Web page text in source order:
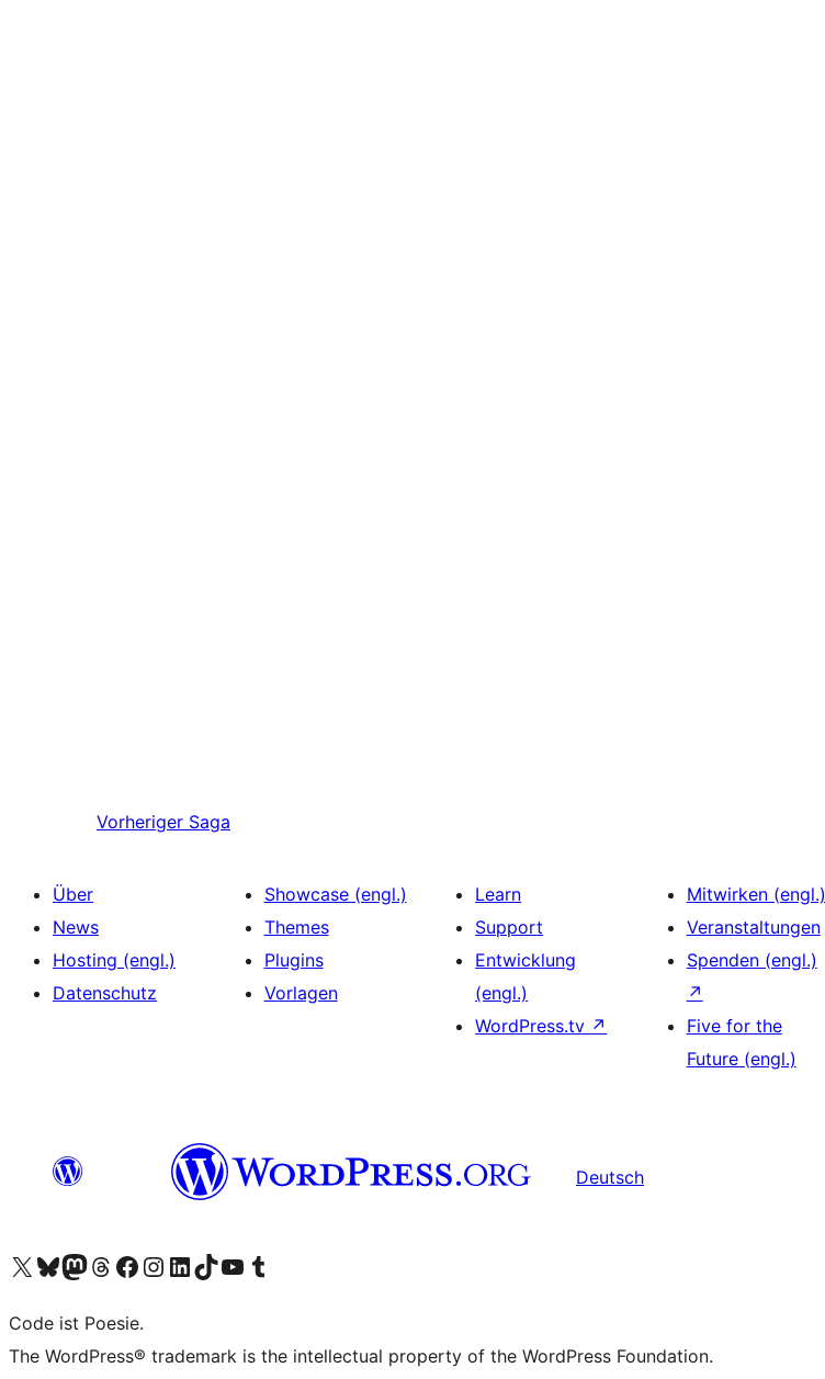
Vorheriger Saga
Über
News
Hosting (engl.)
Datenschutz
Showcase (engl.)
Themes
Plugins
Vorlagen
Learn
Support
Entwicklung
(engl.)
WordPress.tv ↗
Mitwirken (engl.)
Veranstaltungen
Spenden (engl.)
↗
Five for the
Future (engl.)
Deutsch
Unser X-Konto (früher Twitter) besuchen
Unser Bluesky-Konto besuchen
Unser Mastodon-Konto besuchen
Unser Threads-Konto besuchen
Unsere Facebook-Seite besuchen
Unser Instagram-Konto besuchen
Unser LinkedIn-Konto besuchen
Unser TikTok-Konto besuchen
Unseren YouTube-Kanal besuchen
Unser Tumblr-Konto besuchen
Code ist Poesie.
The WordPress® trademark is the intellectual property of the WordPress Foundation.